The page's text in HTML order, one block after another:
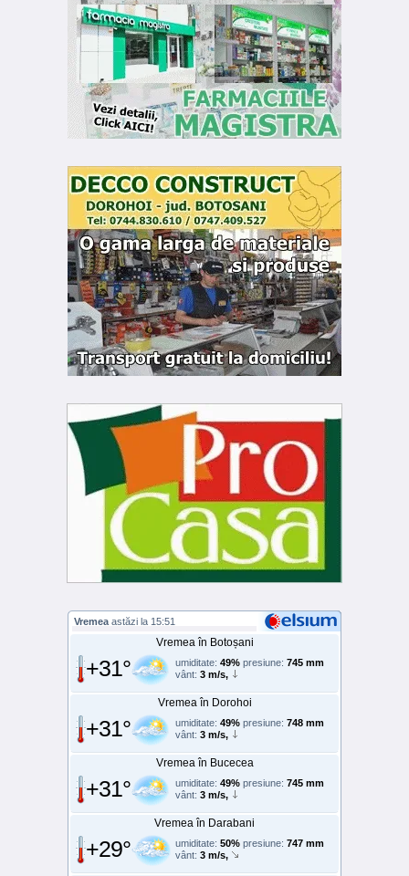
Vremea astăzi la 15:51
Vremea în Botoșani
+31° umiditate: 49% presiune: 745 mm
vânt: 3 m/s,
Vremea în Dorohoi
+31° umiditate: 49% presiune: 748 mm
vânt: 3 m/s,
Vremea în Bucecea
+31° umiditate: 49% presiune: 745 mm
vânt: 3 m/s,
Vremea în Darabani
+29° umiditate: 50% presiune: 747 mm
vânt: 3 m/s,